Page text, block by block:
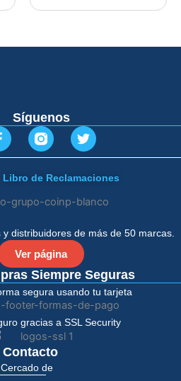
distribuidores de más de 50 marcas.
Ver página
Siempre Seguras
segura usando tu tarjeta
gracias a SSL Security
Contacto
de
Síguenos
b
T
w
i
t
e
r
Libro de Reclamaciones